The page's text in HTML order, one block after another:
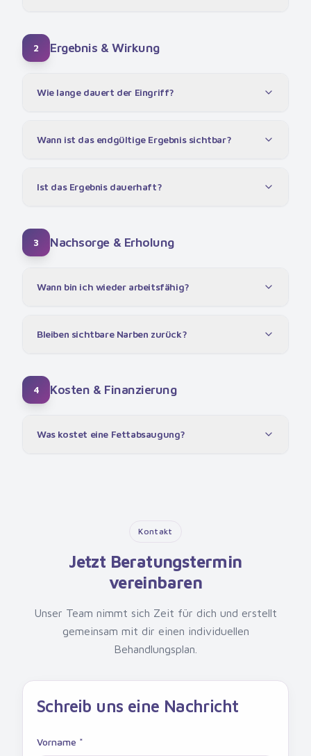
2 Ergebnis & Wirkung
Wie lange dauert der Eingriff?
Wann ist das endgültige Ergebnis sichtbar?
Ist das Ergebnis dauerhaft?
3 Nachsorge & Erholung
Wann bin ich wieder arbeitsfähig?
Bleiben sichtbare Narben zurück?
4 Kosten & Finanzierung
Was kostet eine Fettabsaugung?
Kontakt
Jetzt Beratungstermin
vereinbaren
Unser Team nimmt sich Zeit für dich und erstellt
gemeinsam mit dir einen individuellen
Behandlungsplan.
Schreib uns eine Nachricht
Vorname *